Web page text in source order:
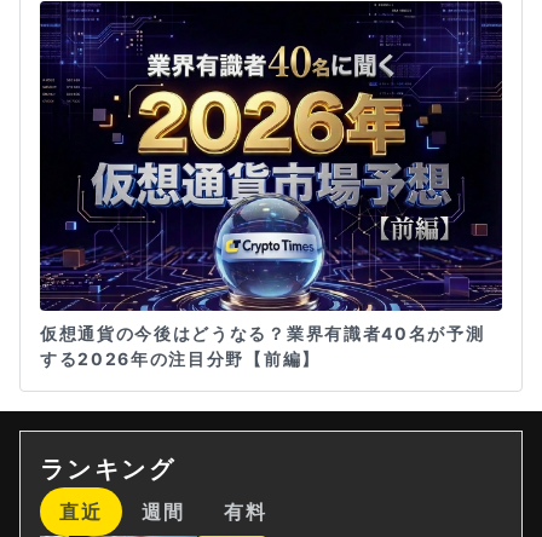
仮想通貨の今後はどうなる？業界有識者40名が予測
する2026年の注目分野【前編】
ランキング
直近 週間 有料